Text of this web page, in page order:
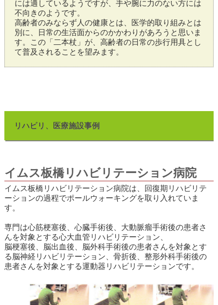
には適しているようですが、手や腕に力のない方には
不向きのようです。
高齢者のみならず人の健康とは、医学的取り組みとは
別に、日常の生活面からのかかわりがあろうと思いま
す。この「二本杖」が、高齢者の日常の歩行用具とし
て普及されることを望みます。
リハビリ、医療施設事例
イムス板橋リハビリテーション病院
イムス板橋リハビリテーション病院は、回復期リハビリテ
ーションの過程でポールウォーキングを取り入れていま
す。
専門は心筋梗塞後、心臓手術後、大動脈瘤手術後の患者さ
んを対象とする心大血管リハビリテーション、
脳梗塞後、脳出血後、脳外科手術後の患者さんを対象とす
る脳神経リハビリテーション、骨折後、整形外科手術後の
患者さんを対象とする運動器リハビリテーションです。